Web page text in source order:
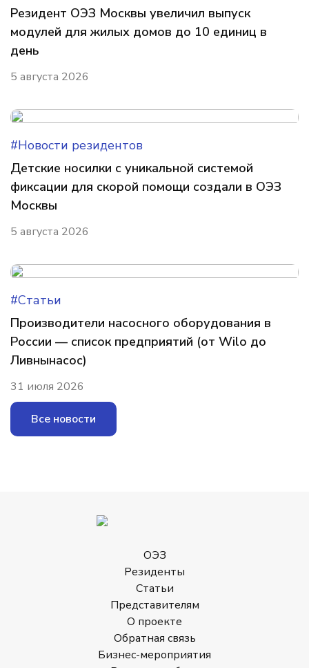
Резидент ОЭЗ Москвы увеличил выпуск
модулей для жилых домов до 10 единиц в
день
5 августа 2026
#Новости резидентов
Детские носилки с уникальной системой
фиксации для скорой помощи создали в ОЭЗ
Москвы
5 августа 2026
#Статьи
Производители насосного оборудования в
России — список предприятий (от Wilo до
Ливнынасос)
31 июля 2026
Все новости
ОЭЗ
Резиденты
Статьи
Представителям
О проекте
Обратная связь
Бизнес-мероприятия